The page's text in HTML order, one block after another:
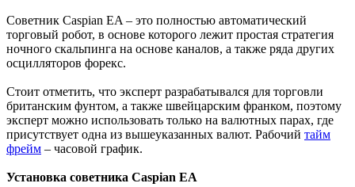
Советник Caspian EA – это полностью автоматический
торговый робот, в основе которого лежит простая стратегия
ночного скальпинга на основе каналов, а также ряда других
осцилляторов форекс.
Стоит отметить, что эксперт разрабатывался для торговли
британским фунтом, а также швейцарским франком, поэтому
эксперт можно использовать только на валютных парах, где
присутствует одна из вышеуказанных валют. Рабочий тайм
фрейм – часовой график.
Установка советника Caspian EA